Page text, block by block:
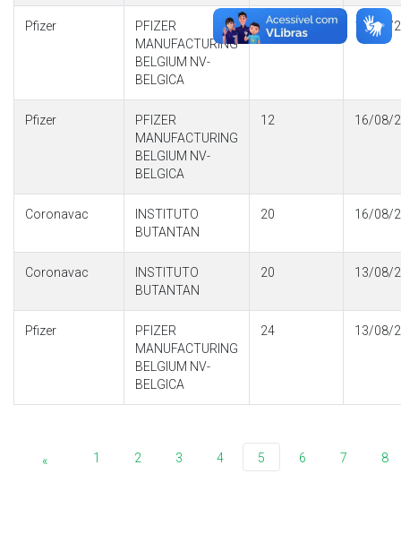
Pfizer
PFIZER
MANUFACTURING
BELGIUM NV-
BELGICA
30 18/08/
Pfizer
PFIZER
MANUFACTURING
BELGIUM NV-
BELGICA
12 16/08/
Coronavac
INSTITUTO
BUTANTAN
20 16/08/
Coronavac
INSTITUTO
BUTANTAN
20 13/08/
Pfizer
PFIZER
MANUFACTURING
BELGIUM NV-
BELGICA
24 13/08/
« 1 2 3 4 5 6 7 8